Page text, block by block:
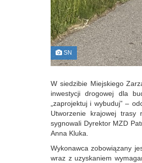
SN
W siedzibie Miejskiego
inwestycji drogowej dla
„zaprojektuj i wybuduj” –
Utworzenie krajowej trasy
sygnowali Dyrektor MZD
Anna Kluka.
Wykonawca zobowiązany
wraz z uzyskaniem